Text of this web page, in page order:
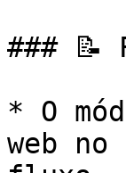
### 📝
* O
web no